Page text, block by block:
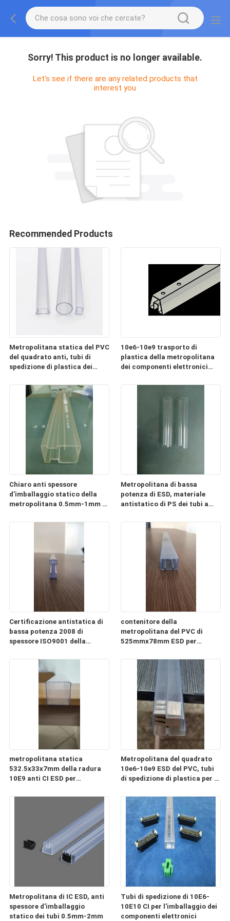
Sorry! This product is no longer available.
Let's see if there are any related products that
interest you
Recommended Products
Metropolitana statica del PVC
del quadrato anti, tubi di
spedizione di plastica dei
10e6-10e9 trasporto di
plastica della metropolitana
dei componenti elettronici
Chiaro anti spessore
d'imballaggio statico della
metropolitana 0.5mm-1mm di
metropolitana
Metropolitana di bassa
potenza di ESD, materiale
antistatico di PS dei tubi a
Certificazione antistatica di
bassa potenza 2008 di
spessore ISO9001 della
contenitore della
metropolitana del PVC di
525mmx78mm ESD per
alimentazione
metropolitana statica
532.5x33x7mm della radura
10E9 anti CI ESD per
Metropolitana del quadrato
10e6-10e9 ESD del PVC, tubi
di spedizione di plastica per i
Metropolitana di IC ESD, anti
spessore d'imballaggio
statico dei tubi 0.5mm-2mm
Tubi di spedizione di 10E6-
10E10 CI per l'imballaggio dei
componenti elettronici